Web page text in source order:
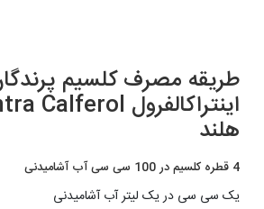
طریقه مصرف کلسیم
هلند
4 قطره کلسیم در 100 سی سی آب آشامیدنی
یک سی سی در یک لیتر آب آشامیدنی